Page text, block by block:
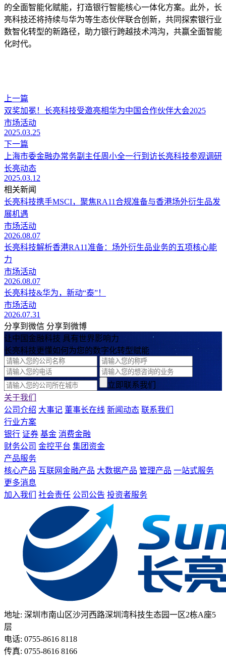
的全面智能化赋能，打造银行智能核心一体化方案。此外，长
亮科技还将持续与华为等生态伙伴联合创新，共同探索银行业
数智化转型的新路径，助力银行跨越技术鸿沟，共赢全面智能
化时代。
上一篇
双奖加冕！长亮科技受邀亮相华为中国合作伙伴大会2025
市场活动
2025.03.25
下一篇
上海市委金融办常务副主任周小全一行到访长亮科技参观调研
长亮动态
2025.03.12
相关新闻
长亮科技携手MSCI，聚焦RA11合规准备与香港场外衍生品发
展机遇
市场活动
2026.08.07
长亮科技解析香港RA11准备：场外衍生品业务的五项核心能
力
市场活动
2026.08.07
长亮科技&华为，新动“泰”！
市场活动
2026.07.31
分享到微信 分享到微博
让中国金融科技 具有世界影响力
长亮科技更懂如何为您的数字化转型赋能
立即联系我们
关于我们
公司介绍 大事记 董事长在线 新闻动态 联系我们
行业方案
银行 证券 基金 消费金融
财务公司 金控平台 集团资金
产品服务
核心产品 互联网金融产品 大数据产品 管理产品 一站式服务
更多消息
加入我们
社会责任 公司公告 投资者服务
地址: 深圳市南山区沙河西路深圳湾科技生态园一区2栋A座5
层
电话: 0755-8616 8118
传真: 0755-8616 8166